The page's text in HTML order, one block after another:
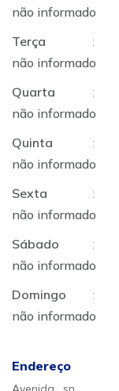
não informado
Terça
:
não informado
Quarta
:
não informado
Quinta
:
não informado
Sexta
:
não informado
Sábado
:
não informado
Domingo
:
não informado
Endereço